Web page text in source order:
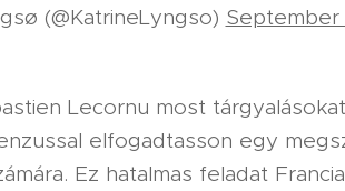
(@KatrineLyngso) September
Lecornu most
elfogadtasson egy
Ez hatalmas feladat